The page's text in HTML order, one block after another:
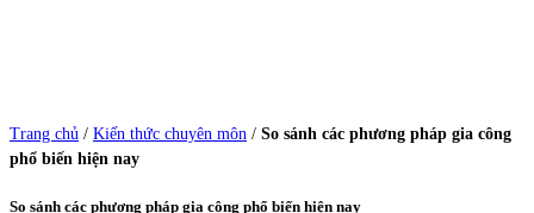
Trang chủ / Kiến thức chuyên môn / So sánh các phương pháp gia công
phổ biến hiện nay
So sánh các phương pháp gia công phổ biến hiện nay